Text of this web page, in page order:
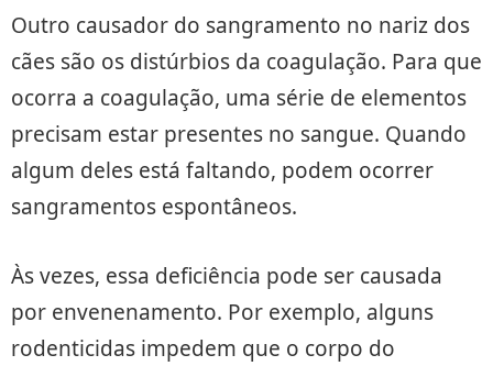
Outro causador do sangramento no nariz dos
cães são os distúrbios da coagulação. Para que
ocorra a coagulação, uma série de elementos
precisam estar presentes no sangue. Quando
algum deles está faltando, podem ocorrer
sangramentos espontâneos.
Às vezes, essa deficiência pode ser causada
por envenenamento. Por exemplo, alguns
rodenticidas impedem que o corpo do